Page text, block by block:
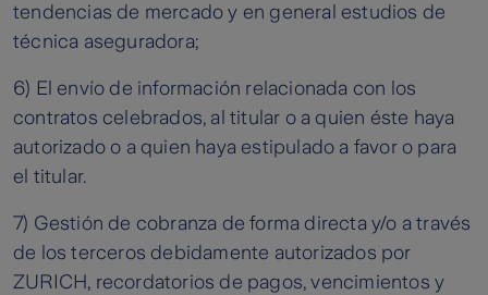
tendencias de mercado y en general estudios de
técnica aseguradora;
6) El envío de información relacionada con los
contratos celebrados, al titular o a quien éste haya
autorizado o a quien haya estipulado a favor o para
el titular.
7) Gestión de cobranza de forma directa y/o a través
de los terceros debidamente autorizados por
ZURICH, recordatorios de pagos, vencimientos y